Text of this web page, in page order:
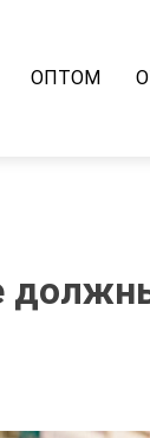
ОПТОМ